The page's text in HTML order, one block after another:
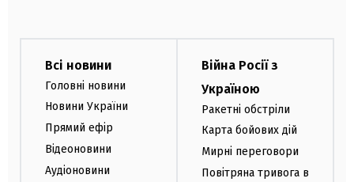
Всі новини
Головні новини
Новини України
Прямий ефір
Відеоновини
Аудіоновини
Війна Росії з
Україною
Ракетні обстріли
Карта бойових дій
Мирні переговори
Повітряна тривога в